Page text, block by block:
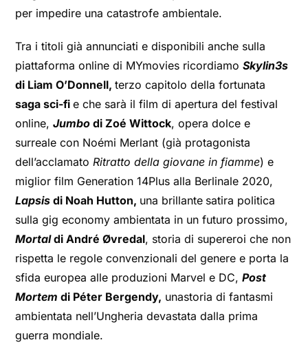
per impedire una catastrofe ambientale.
Tra i titoli già annunciati e disponibili anche sulla
piattaforma online di MYmovies ricordiamoSkylin3s
di Liam O’Donnell,terzo capitolo della fortunata
saga sci-fie che sarà il film di apertura del festival
online,Jumbo di Zoé Wittock, opera dolce e
surreale con Noémi Merlant (già protagonista
dell’acclamatoRitratto della giovane in fiamme) e
miglior film Generation 14Plus alla Berlinale 2020,
Lapsis di Noah Hutton, una brillante satira politica
sulla gig economy ambientata in un futuro prossimo,
Mortaldi André Øvredal, storia di supereroi che non
rispetta le regole convenzionali del genere e porta la
sfida europea alle produzioni Marvel e DC,Post
Mortem di Péter Bergendy, unastoria di fantasmi
ambientata nell’Ungheria devastata dalla prima
guerra mondiale.